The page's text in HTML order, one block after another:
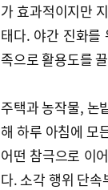
가 효과적이지만
태다. 야간 진화를
족으로 활용도를
주택과 농작물, 논
해 하루 아침에 모
어떤 참극으로 이
다. 소각 행위 단